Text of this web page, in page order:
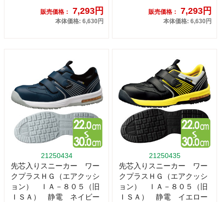
販売価格： 7,293円
本体価格: 6,630円
販売価格： 7,293円
本体価格: 6,630円
21250434
先芯入りスニーカー ワー
クプラスＨＧ（エアクッシ
ョン） ＩＡ－８０５（旧
ＩＳＡ） 静電 ネイビー
21250435
先芯入りスニーカー ワー
クプラスＨＧ（エアクッシ
ョン） ＩＡ－８０５（旧
ＩＳＡ） 静電 イエロー